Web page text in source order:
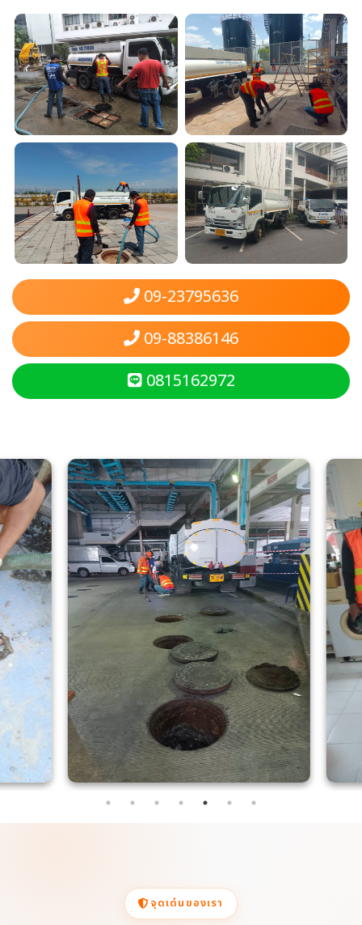
09-23795636
09-88386146
0815162972
จุดเด่นของเรา